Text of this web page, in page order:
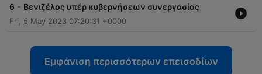
6 - Βενιζέλος υπέρ κυβερνήσεων συνεργασίας
Fri, 5 May 2023 07:20:31 +0000
Εμφάνιση περισσότερων επεισοδίων